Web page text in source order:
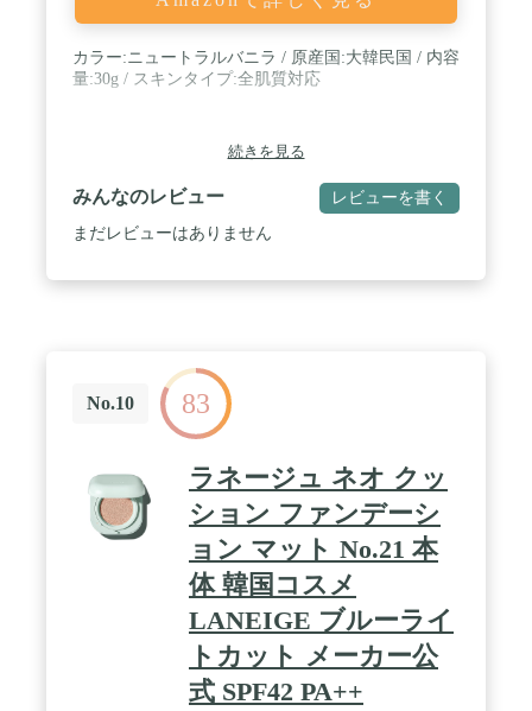
カラー:ニュートラルバニラ / 原産国:大韓民国 / 内容
量:30g / スキンタイプ:全肌質対応
続きを見る
みんなのレビュー レビューを書く
まだレビューはありません
No.10 83
ラネージュ ネオ クッ
ション ファンデーシ
ョン マット No.21 本
体 韓国コスメ
LANEIGE ブルーライ
トカット メーカー公
式 SPF42 PA++